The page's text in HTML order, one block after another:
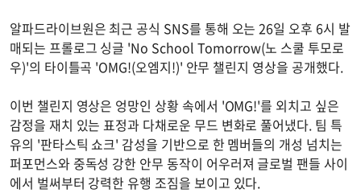
알파드라이브원은 최근 공식 SNS를 통해 오는 26일 오후 6시 발
매되는 프롤로그 싱글 'No School Tomorrow(노 스쿨 투모로
우)'의 타이틀곡 'OMG!(오엠지!)' 안무 챌린지 영상을 공개했다.
이번 챌린지 영상은 엉망인 상황 속에서 'OMG!'를 외치고 싶은
감정을 재치 있는 표정과 다채로운 무드 변화로 풀어냈다. 팀 특
유의 '판타스틱 쇼크' 감성을 기반으로 한 멤버들의 개성 넘치는
퍼포먼스와 중독성 강한 안무 동작이 어우러져 글로벌 팬들 사이
에서 벌써부터 강력한 유행 조짐을 보이고 있다.